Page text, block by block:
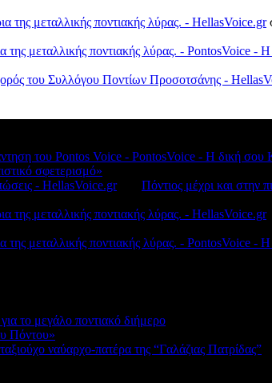
της μεταλλικής ποντιακής λύρας. - HellasVoice.gr
της μεταλλικής ποντιακής λύρας. -
του Συλλόγου Ποντίων Προσοτσάνης -
του Pontos Voice - PontosVoice - H δική
σφετερισμό»
- HellasVoice.grστο Πόντιος μέχρι και στην
της μεταλλικής ποντιακής λύρας. - HellasVoice.gr
της μεταλλικής ποντιακής λύρας. -
το μεγάλο ποντιακό διήμερο
Πόντου»
ναύαρχο-πατέρα της “Γαλάζιας Πατρίδας”